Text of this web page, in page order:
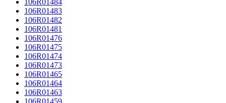
106R01484
106R01483
106R01482
106R01481
106R01476
106R01475
106R01474
106R01473
106R01465
106R01464
106R01463